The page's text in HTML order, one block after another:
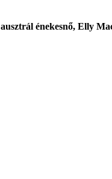
énekesnő, Elly